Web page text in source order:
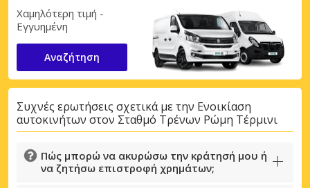
Χαμηλότερη τιμή -
Εγγυημένη
Αναζήτηση
Συχνές ερωτήσεις σχετικά με την Ενοικίαση
αυτοκινήτων στον Σταθμό Τρένων Ρώμη Τέρμινι
Πώς μπορώ να ακυρώσω την κράτησή μου ή
να ζητήσω επιστροφή χρημάτων;
Σύνδεση με eLink